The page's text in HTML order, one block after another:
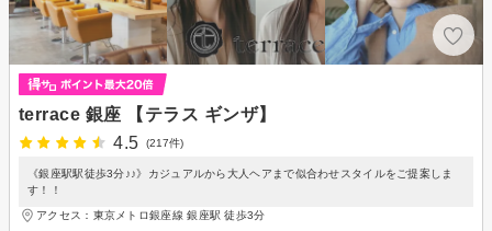
terrace 銀座 【テラス ギンザ】
4.5
(217件)
《銀座駅駅徒歩3分♪♪》カジュアルから大人ヘアまで似合わせスタイルをご提案しま
す！！
アクセス：東京メトロ銀座線 銀座駅 徒歩3分